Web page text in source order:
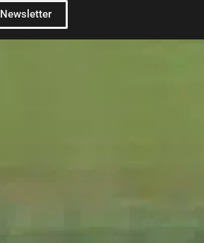
Newsletter